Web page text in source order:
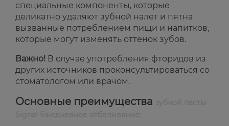
специальные компоненты, которые
деликатно удаляют зубной налет и пятна
вызванные потреблением пищи и напитков,
которые могут изменять оттенок зубов.
Важно! В случае употребления фторидов из
других источников проконсультироваться со
стоматологом или врачом.
Основные преимущества